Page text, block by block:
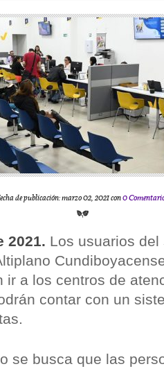
de publicación: marzo 02, 2021 con0
2021. Los usuarios
ir a los centros de
contar con un
se busca que las